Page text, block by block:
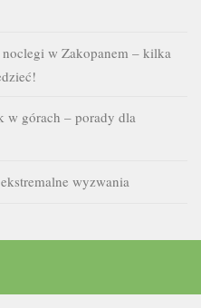
w Zakopanem – kilka
w górach – porady dla
wyzwania